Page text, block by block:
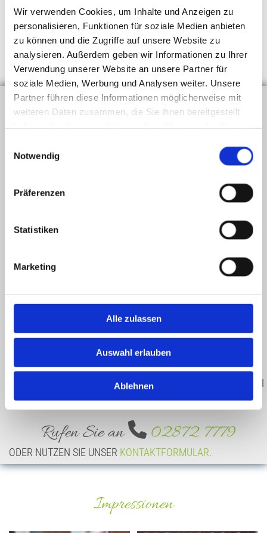
Wir verwenden Cookies, um Inhalte und Anzeigen zu
personalisieren, Funktionen für soziale Medien anbieten
zu können und die Zugriffe auf unsere Website zu
analysieren. Außerdem geben wir Informationen zu Ihrer
Verwendung unserer Website an unsere Partner für
soziale Medien, Werbung und Analysen weiter. Unsere
Partner führen diese Informationen möglicherweise mit
weiteren Daten zusammen, die Sie ihnen bereitgestellt
Notwendig
Präferenzen
Statistiken
Marketing
Alle zulassen
Auswahl erlauben
Ablehnen
Vorhänge wieder bei Ihnen zu Hause oder im Büro
angebracht. Rufen Sie uns an oder schreiben Sie ins
Kontaktformular und vereinbaren Sie einen Hausbesuch.
Brigitte Niemann ist für Sie da!
DI: 14.30 - 18.00 UHR UND DO: 14.30 - 18.00 UHR & NACH
TELEFONISCHER VEREINBARUNG
Rufen Sie an 02872 7779
ODER NUTZEN SIE UNSER KONTAKTFORMULAR
Impressionen